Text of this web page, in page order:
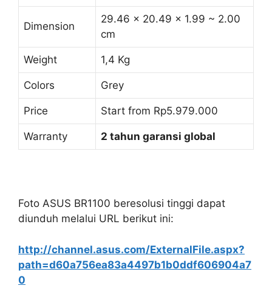
Dimension
29.46 x 20.49 x 1.99 ~ 2.00
cm
Weight 1,4 Kg
Colors Grey
Price Start from Rp5.979.000
Warranty 2 tahun garansi global
Foto ASUS BR1100 beresolusi tinggi dapat
diunduh melalui URL berikut ini:
http://channel.asus.com/ExternalFile.aspx?
path=d60a756ea83a4497b1b0ddf606904a7
0